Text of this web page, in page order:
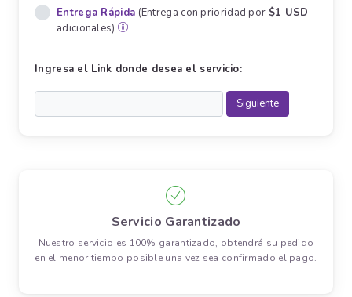
Entrega Rápida (Entrega con prioridad por $1 USD
adicionales)
Ingresa el Link donde desea el servicio:
Servicio Garantizado
Nuestro servicio es 100% garantizado, obtendrá su pedido
en el menor tiempo posible una vez sea confirmado el pago.